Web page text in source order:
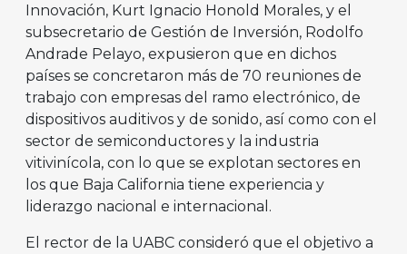
Innovación, Kurt Ignacio Honold Morales, y el
subsecretario de Gestión de Inversión, Rodolfo
Andrade Pelayo, expusieron que en dichos
países se concretaron más de 70 reuniones de
trabajo con empresas del ramo electrónico, de
dispositivos auditivos y de sonido, así como con el
sector de semiconductores y la industria
vitivinícola, con lo que se explotan sectores en
los que Baja California tiene experiencia y
liderazgo nacional e internacional.
El rector de la UABC consideró que el objetivo a